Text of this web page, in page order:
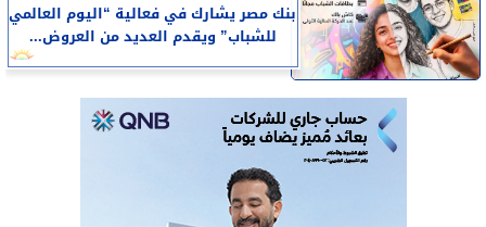
بنك مصر يشارك في فعالية “اليوم العالمي
للشباب” ويقدم العديد من العروض...